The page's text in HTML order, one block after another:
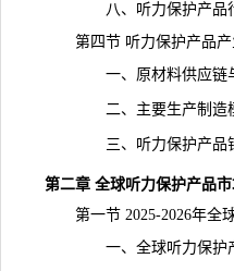
八、听力保护产品行
第四节 听力保护产品产
一、原材料供应链与
二、主要生产制造
三、听力保护产品销
第二章 全球听力保护产品
第一节 2025-2026年全
一、全球听力保护产